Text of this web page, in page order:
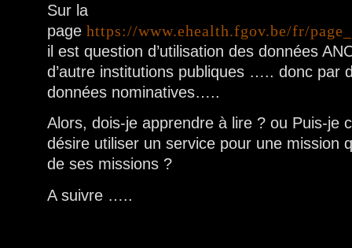
Sur la
page https://www.ehealth.fgov.be/fr/
il est question d’utilisation des données
d’autre institutions publiques ….. donc par
données nominatives…..
Alors, dois-je apprendre à lire ? ou Puis-je
désire utiliser un service pour une mission
de ses missions ?
A suivre …..